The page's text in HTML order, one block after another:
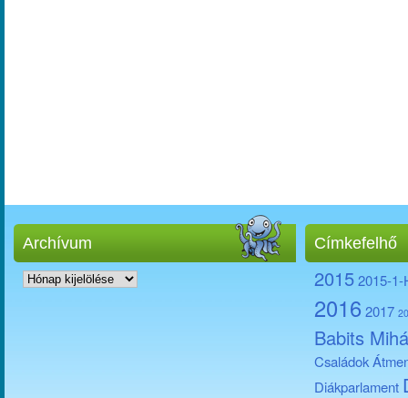
Archívum
Archívum
Címkefelhő
20152015-1-
2016 2017
Babits
Családok
Diákparlament